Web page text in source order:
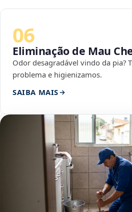
06
Eliminação de Mau
Odor desagradável vindo da pia?
problema e higienizamos.
SAIBA MAIS